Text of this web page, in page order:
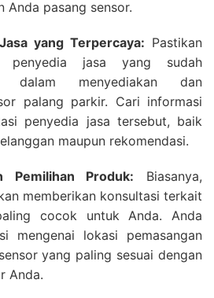
Anda pasang sensor.
yang Terpercaya: Pastikan
penyedia jasa yang sudah
dalam menyediakan dan
palang parkir. Cari informasi
penyedia jasa tersebut, baik
maupun rekomendasi.
Pemilihan Produk: Biasanya,
memberikan konsultasi terkait
cocok untuk Anda. Anda
mengenai lokasi pemasangan
yang paling sesuai dengan
Anda.